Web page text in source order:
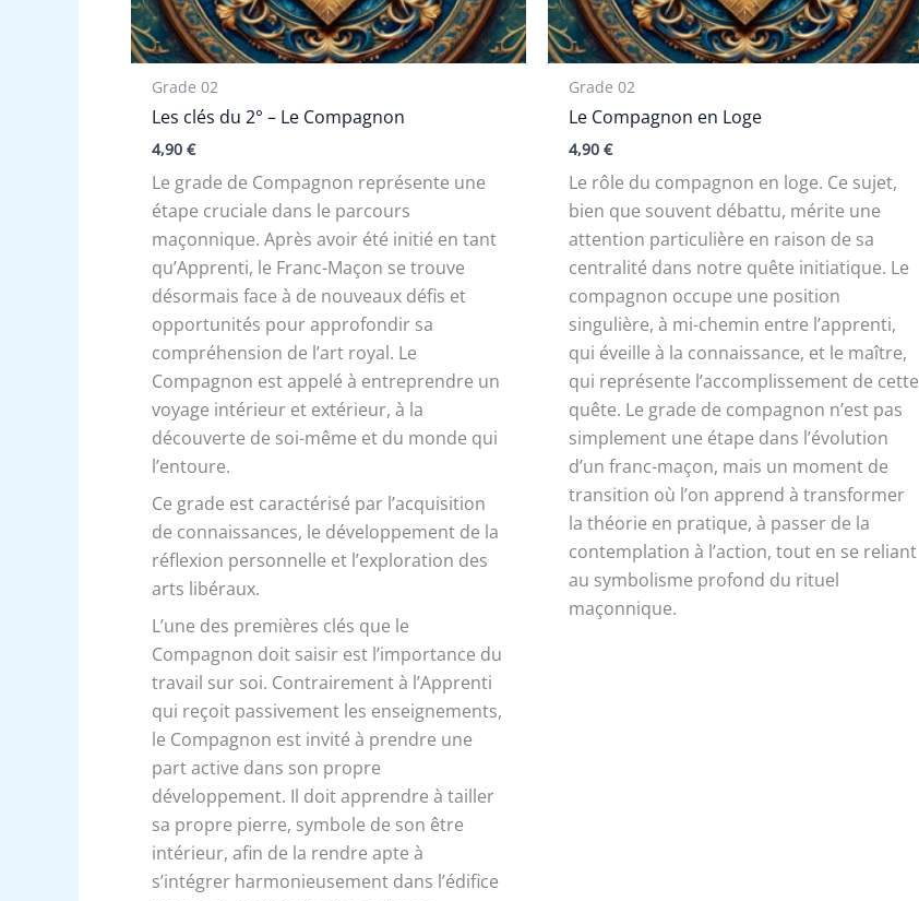
Grade 02
Les clés du 2° – Le Compagnon
4,90€
Le grade de Compagnon représente une
étape cruciale dans le parcours
maçonnique. Après avoir été initié en tant
qu’Apprenti, le Franc-Maçon se trouve
désormais face à de nouveaux défis et
opportunités pour approfondir sa
compréhension de l’art royal. Le
Compagnon est appelé à entreprendre un
voyage intérieur et extérieur, à la
découverte de soi-même et du monde qui
l’entoure.
Ce grade est caractérisé par l’acquisition
de connaissances, le développement de la
réflexion personnelle et l’exploration des
arts libéraux.
L’une des premières clés que le
Compagnon doit saisir est l’importance du
travail sur soi. Contrairement à l’Apprenti
qui reçoit passivement les enseignements,
le Compagnon est invité à prendre une
part active dans son propre
développement. Il doit apprendre à tailler
sa propre pierre, symbole de son être
intérieur, afin de la rendre apte à
s’intégrer harmonieusement dans l’édifice
Grade 02
Le Compagnon en Loge
4,90€
Le rôle du compagnon en loge. Ce sujet,
bien que souvent débattu, mérite une
attention particulière en raison de sa
centralité dans notre quête initiatique. Le
compagnon occupe une position
singulière, à mi-chemin entre l’apprenti,
qui éveille à la connaissance, et le maître,
qui représente l’accomplissement de cette
quête. Le grade de compagnon n’est pas
simplement une étape dans l’évolution
d’un franc-maçon, mais un moment de
transition où l’on apprend à transformer
la théorie en pratique, à passer de la
contemplation à l’action, tout en se reliant
au symbolisme profond du rituel
maçonnique.